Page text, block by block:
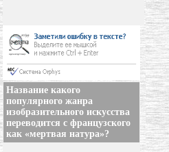
Название какого
популярного жанра
изобразительного искусства
переводится с французского
как «мертвая натура»?